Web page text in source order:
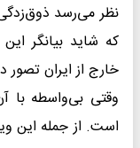
نظر می‌رسد
که شاید بیانگر
خارج از ایران تصور
وقتی بی‌واسطه با
است. از جمله این